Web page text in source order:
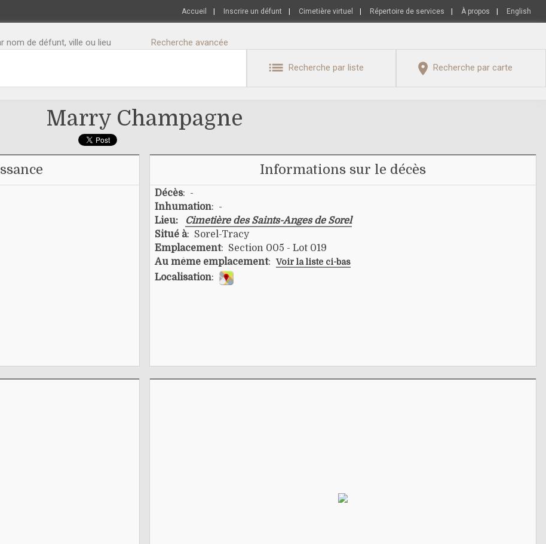
Accueil Inscrire un défunt Cimetière virtuel Répertoire de services À propos English
nom de défunt, ville ou lieu Recherche avancée
Recherche par liste Recherche par carte
Marry Champagne
Informations sur le décès
Décès: -
Inhumation: -
Lieu:
Cimetière des Saints-Anges de Sorel
Situé à: Sorel-Tracy
Emplacement: Section 005 - Lot 019
Au même emplacement: Voir la liste ci-bas
Localisation: